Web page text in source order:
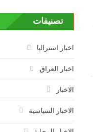
تصنيفات
اخبار استراليا
اخبار العراق
الاخبار
الاخبار السياسية